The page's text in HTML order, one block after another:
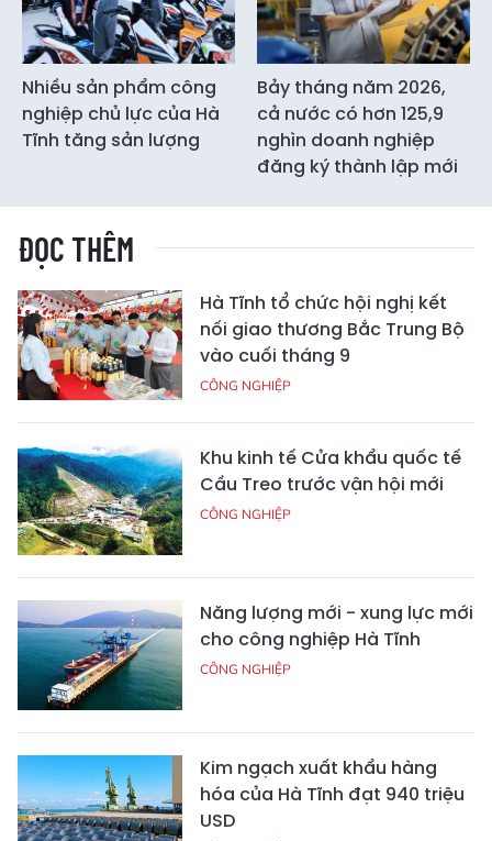
Nhiều sản phẩm công
nghiệp chủ lực của Hà
Tĩnh tăng sản lượng
Bảy tháng năm 2026,
cả nước có hơn 125,9
nghìn doanh nghiệp
đăng ký thành lập mới
ĐỌC THÊM
Hà Tĩnh tổ chức hội nghị kết
nối giao thương Bắc Trung Bộ
vào cuối tháng 9
CÔNG NGHIỆP
Khu kinh tế Cửa khẩu quốc tế
Cầu Treo trước vận hội mới
CÔNG NGHIỆP
Năng lượng mới - xung lực mới
cho công nghiệp Hà Tĩnh
CÔNG NGHIỆP
Kim ngạch xuất khẩu hàng
hóa của Hà Tĩnh đạt 940 triệu
USD